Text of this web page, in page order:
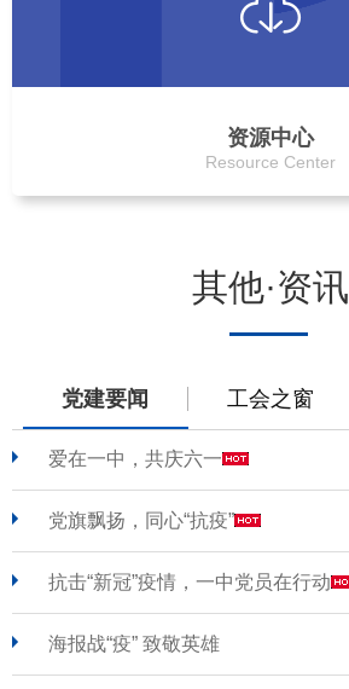
资源中心
Resource Center
其他·资讯
党建要闻 工会之窗
爱在一中，共庆六一
党旗飘扬，同心“抗疫”
抗击“新冠”疫情，一中党员在行动
海报战“疫” 致敬英雄